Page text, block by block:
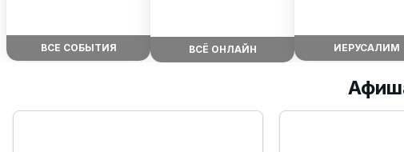
ВСЕ СОБЫТИЯ ВСЁ ОНЛАЙН ИЕРУСАЛИМ